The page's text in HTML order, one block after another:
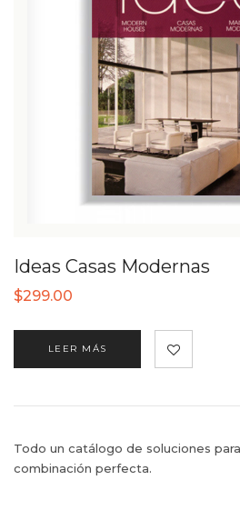
Ideas Casas Modernas
$299.00
LEER MÁS
Todo un catálogo de soluciones
combinación perfecta.